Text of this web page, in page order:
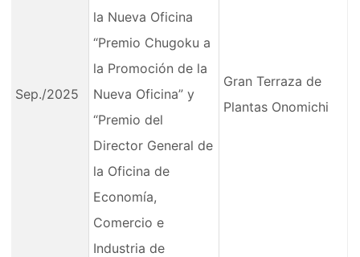
Sep./2025
la Nueva Oficina
“Premio Chugoku a
la Promoción de la
Nueva Oficina” y
“Premio del
Director General de
la Oficina de
Economía,
Comercio e
Industria de
Gran Terraza de
Plantas Onomichi